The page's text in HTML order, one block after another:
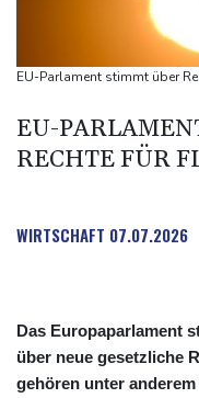
Commerzbank meldet
stehen an
Kokain in Lutschern:
Düsseldorf ertappt
EU-Parlament stimmt über
EU-
RECHTE FÜR
WIRTSCHAFT 07.07.2026
Das Europaparlament
über neue gesetzliche
gehören unter